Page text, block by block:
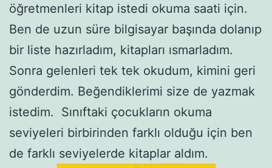
öğretmenleri kitap istedi okuma saati için.
Ben de uzun süre bilgisayar başında dolanıp
bir liste hazırladım, kitapları ısmarladım.
Sonra gelenleri tek tek okudum, kimini geri
gönderdim. Beğendiklerimi size de yazmak
istedim. Sınıftaki çocukların okuma
seviyeleri birbirinden farklı olduğu için ben
de farklı seviyelerde kitaplar aldım.